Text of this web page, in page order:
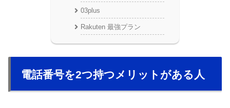
03plus
Rakuten 最強プラン
電話番号を2つ持つメリットがある人